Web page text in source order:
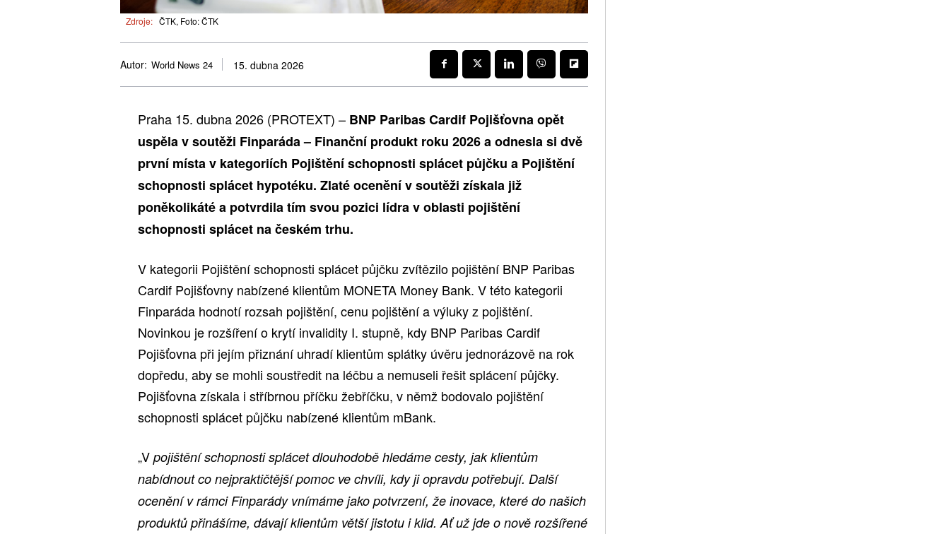
Zdroje: ČTK, Foto: ČTK
Autor: World News 24 15. dubna 2026
Praha 15. dubna 2026 (PROTEXT) – BNP Paribas Cardif Pojišťovna opět
uspěla v soutěži Finparáda – Finanční produkt roku 2026 a odnesla si dvě
první místa v kategoriích Pojištění schopnosti splácet půjčku a Pojištění
schopnosti splácet hypotéku. Zlaté ocenění v soutěži získala již
poněkolikáté a potvrdila tím svou pozici lídra v oblasti pojištění
schopnosti splácet na českém trhu.
V kategorii Pojištění schopnosti splácet půjčku zvítězilo pojištění BNP Paribas
Cardif Pojišťovny nabízené klientům MONETA Money Bank. V této kategorii
Finparáda hodnotí rozsah pojištění, cenu pojištění a výluky z pojištění.
Novinkou je rozšíření o krytí invalidity I. stupně, kdy BNP Paribas Cardif
Pojišťovna při jejím přiznání uhradí klientům splátky úvěru jednorázově na rok
dopředu, aby se mohli soustředit na léčbu a nemuseli řešit splácení půjčky.
Pojišťovna získala i stříbrnou příčku žebříčku, v němž bodovalo pojištění
schopnosti splácet půjčku nabízené klientům mBank.
„V pojištění schopnosti splácet dlouhodobě hledáme cesty, jak klientům
nabídnout co nejpraktičtější pomoc ve chvíli, kdy ji opravdu potřebují. Další
ocenění v rámci Finparády vnímáme jako potvrzení, že inovace, které do našich
produktů přinášíme, dávají klientům větší jistotu i klid. Ať už jde o nově rozšířené